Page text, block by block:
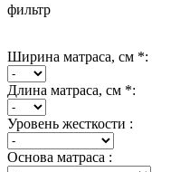
фильтр
Ширина матраса, см *:
Длина матраса, см *:
Уровень жесткости :
Основа матраса :